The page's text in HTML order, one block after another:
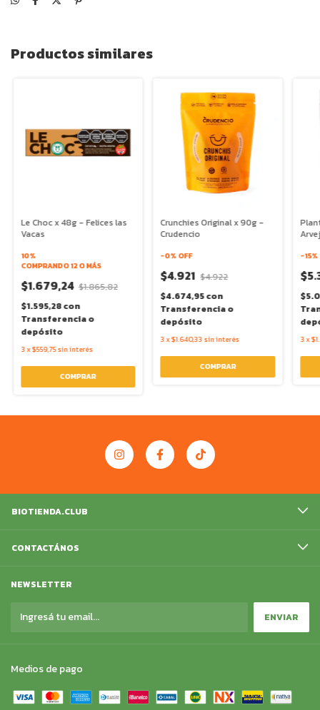
Productos similares
Le Choc x 48g - Felices las
Vacas
10%
COMPRANDO 12 O MÁS
$1.679,24 $1.865,82
$1.595,28con
Transferencia o
depósito
3x$559,75 sin interés
Crunchies Original x 90g -
Crudencio
-0% OFF
$4.921 $4.922
$4.674,95con
Transferencia o
depósito
3x$1.640,33 sin interés
-15%
3x
BIOTIENDA.CLUB
CONTACTÁNOS
NEWSLETTER
Medios de pago